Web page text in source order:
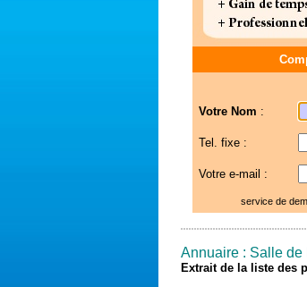
Votre Nom :
Tel. fixe :
Votre e-mail :
service de
Annuaire : Salle de
Extrait de la liste des